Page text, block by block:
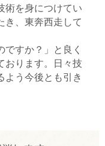
術を身につけてい
き、東奔西走して
すか？」と良く
おります。日々技
よう今後とも引き